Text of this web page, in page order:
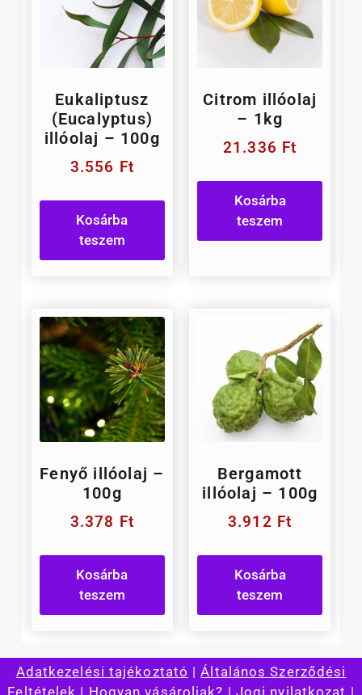
Eukaliptusz
(Eucalyptus)
illóolaj – 100g
3.556 Ft
Kosárba
teszem
Citrom illóolaj
– 1kg
21.336 Ft
Kosárba
teszem
Fenyő illóolaj –
100g
3.378 Ft
Kosárba
teszem
Bergamott
illóolaj – 100g
3.912 Ft
Kosárba
teszem
Adatkezelési tajékoztató |Általános Szerződési
Feltételek | Hogyan vásároljak? | Jogi nyilatkozat |